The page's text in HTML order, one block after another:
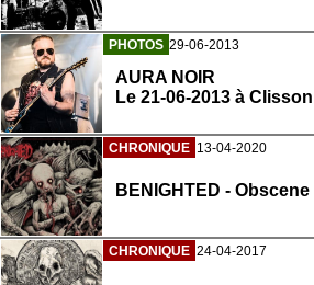
PHOTOS 29-06-2013
AURA NOIR
Le 21-06-2013 à Clisson
CHRONIQUE 13-04-2020
BENIGHTED -
CHRONIQUE 24-04-2017